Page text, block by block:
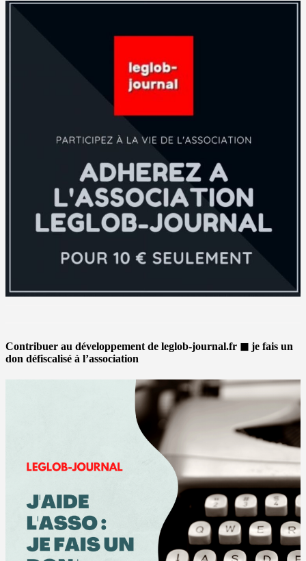
Contribuer au développement de leglob-journal.fr ◼ je fais un
don défiscalisé à l’association